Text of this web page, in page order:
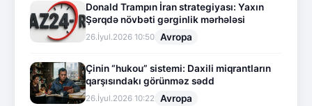
Donald Trampın İran strategiyası: Yaxın
Şərqdə növbəti gərginlik mərhələsi
26.İyul.2026 10:50 Avropa
Çinin “hukou” sistemi: Daxili miqrantların
qarşısındakı görünməz sədd
26.İyul.2026 10:22 Avropa